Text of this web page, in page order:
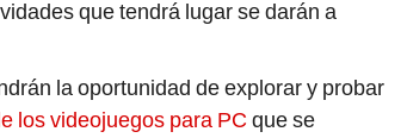
que tendrá lugar se darán a
la oportunidad de explorar y probar
los videojuegos para PC que se